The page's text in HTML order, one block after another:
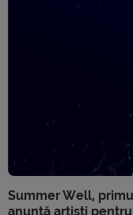
Summer Well,
anunță artiști pentru